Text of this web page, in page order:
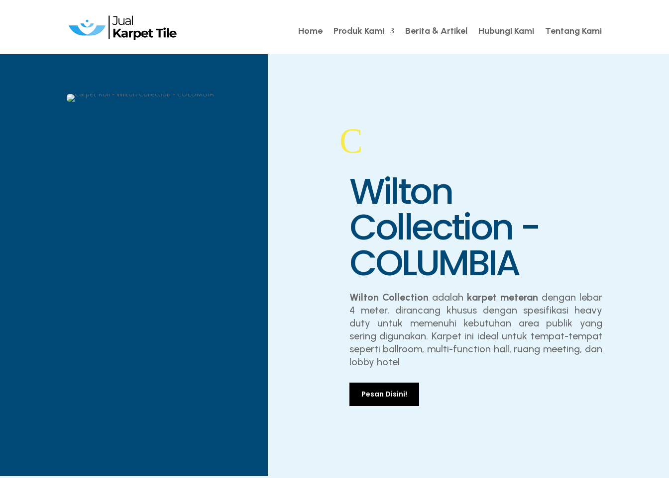
Home Produk Kami Berita & Artikel Hubungi Kami Tentang Kami
C
Wilton
Collection -
COLUMBIA
Wilton Collection adalah karpet meteran dengan lebar
4 meter, dirancang khusus dengan spesifikasi heavy
duty untuk memenuhi kebutuhan area publik yang
sering digunakan. Karpet ini ideal untuk tempat-tempat
seperti ballroom, multi-function hall, ruang meeting, dan
lobby hotel
Pesan Disini!